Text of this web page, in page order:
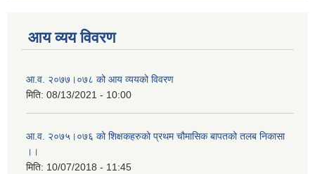
आय व्यय विवरण
आ.व. २०७७।०७८ को आय व्ययको विवरण
मिति: 08/13/2021 - 10:00
आ.व. २०७५।०७६ को शिक्षकहरुको प्रथम चौमासिक बापतको तलब निकासा
।।
मिति: 10/07/2018 - 11:45